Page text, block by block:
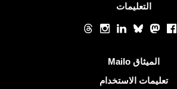
التعليمات
Facebook
Mastodon
Bluesky
LinkedIn
Instagram
Threads
الميثاق Mailo
تعليمات الاستخدام